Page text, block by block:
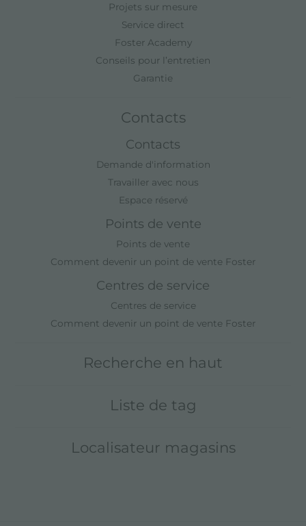
Projets sur mesure
Service direct
Foster Academy
Conseils pour l’entretien
Garantie
Contacts
Contacts
Demande d'information
Travailler avec nous
Espace réservé
Points de vente
Points de vente
Comment devenir un point de vente Foster
Centres de service
Centres de service
Comment devenir un point de vente Foster
Recherche en haut
Liste de tag
Localisateur magasins